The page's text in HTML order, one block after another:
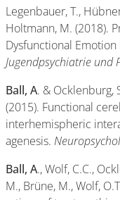
Legenbauer, T.,
Holtmann, M. (2018).
Dysfunctional Emotion
Jugendpsychiatrie und
Ball, A. & Ocklenburg,
(2015). Functional
interhemispheric
agenesis.
Ball, A., Wolf, C.C.,
M., Brüne, M., Wolf,